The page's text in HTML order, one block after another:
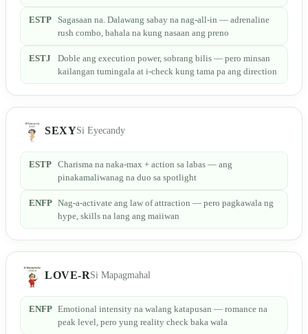
ESTP
Sagasaan na. Dalawang sabay na nag-all-in — adrenaline
rush combo, bahala na kung nasaan ang preno
ESTJ
Doble ang execution power, sobrang bilis — pero minsan
kailangan tumingala at i-check kung tama pa ang direction
SEXYSi Eyecandy
ESTP Charisma na naka-max + action sa labas — ang
pinakamaliwanag na duo sa spotlight
ENFP Nag-a-activate ang law of attraction — pero pagkawala ng
hype, skills na lang ang maiiwan
LOVE-RSi Mapagmahal
ENFP Emotional intensity na walang katapusan — romance na
peak level, pero yung reality check baka wala